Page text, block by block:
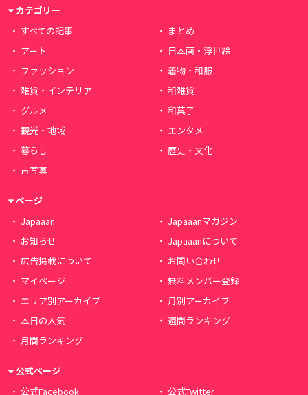
カテゴリー
すべての記事
まとめ
アート
日本画・浮世絵
ファッション
着物・和服
雑貨・インテリア
和雑貨
グルメ
和菓子
観光・地域
エンタメ
暮らし
歴史・文化
古写真
ページ
Japaaan
Japaaanマガジン
お知らせ
Japaaanについて
広告掲載について
お問い合わせ
マイページ
無料メンバー登録
エリア別アーカイブ
月別アーカイブ
本日の人気
週間ランキング
月間ランキング
公式ページ
公式Facebook
公式Twitter